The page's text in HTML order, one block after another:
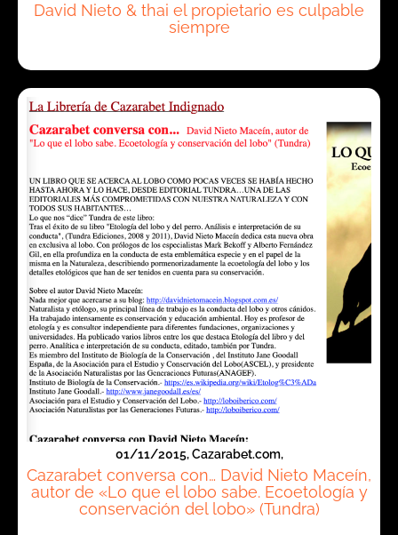
David Nieto & thai el propietario es culpable
siempre
01/11/2015, Cazarabet.com,
Cazarabet conversa con… David Nieto Maceín,
autor de «Lo que el lobo sabe. Ecoetología y
conservación del lobo» (Tundra)